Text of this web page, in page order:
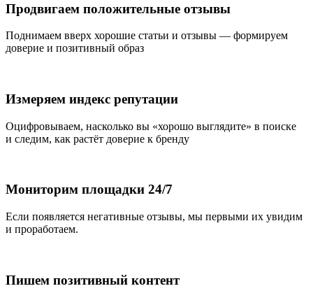
Продвигаем положительные отзывы
Поднимаем вверх хорошие статьи и отзывы — формируем
доверие и позитивный образ
Измеряем индекс репутации
Оцифровываем, насколько вы «хорошо выглядите» в поиске
и следим, как растёт доверие к бренду
Мониторим площадки 24/7
Если появляется негативные отзывы, мы первыми их увидим
и проработаем.
Пишем позитивный контент